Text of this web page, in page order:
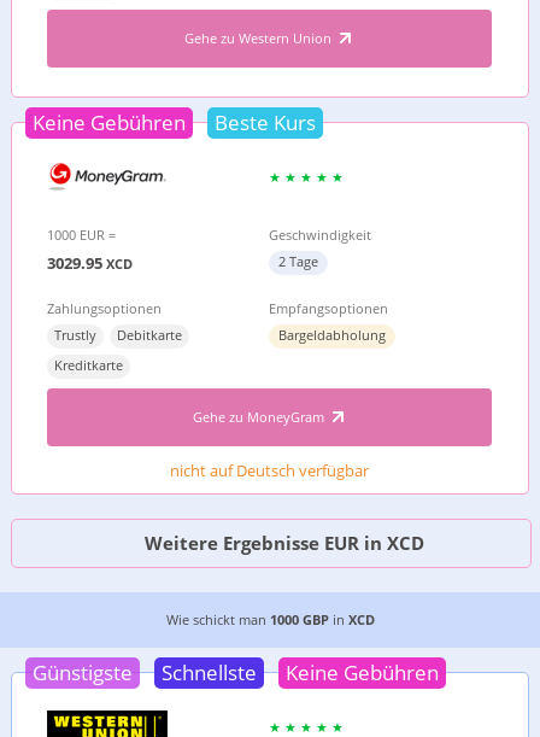
Gehe zu Western Union
Keine Gebühren Beste Kurs
1000 EUR =
3029.95 XCD
Geschwindigkeit
2 Tage
Zahlungsoptionen
Trustly
Debitkarte
Kreditkarte
Empfangsoptionen
Bargeldabholung
Gehe zu MoneyGram
nicht auf Deutsch verfügbar
Weitere Ergebnisse EUR in XCD
DIE GÜNSTIGSTE MÖGLICHKEIT, GELD VON
Wie schickt man 1000 GBPin XCD
Günstigste Schnellste Keine Gebühren